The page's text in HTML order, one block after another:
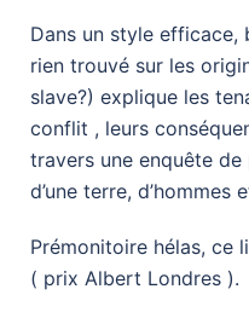
Dans un style efficace,
rien trouvé sur les
slave?) explique les
conflit , leurs
travers une enquête
d’une terre,
Prémonitoire hélas, ce
( prix Albert Londres ).